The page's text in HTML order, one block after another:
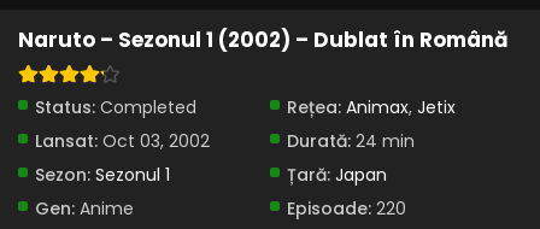
Eps 27 - Examenul Chunin Partea II: Pădurea morții - 25
Naruto – Sezonul 1 Episodul 26 – Reportaj
special: Viața din pădurea morții
Eps 26 - Reportaj special: Viața din pădurea morții - 25
Naruto – Sezonul 1 (2002) – Dublat în Română
Status: Completed Rețea: Animax, Jetix
Lansat: Oct 03, 2002 Durată: 24 min
Sezon: Sezonul 1 Țară: Japan
Gen: Anime Episoade: 220